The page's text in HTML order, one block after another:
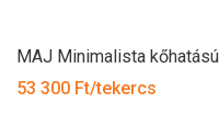
MAJ Minimalista
53 300 Ft/tekercs